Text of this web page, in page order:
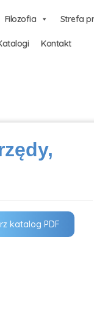
Filozofia Strefa
Kontakt
katalog PDF